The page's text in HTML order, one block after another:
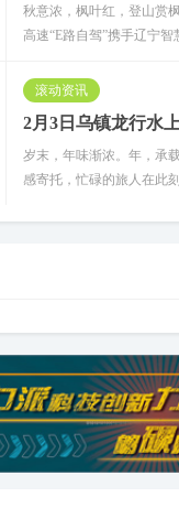
秋意浓，枫叶红，登山赏
高速“E路自驾”携手辽宁智
滚动资讯
岁末，年味渐浓。年，承
感寄托，忙碌的旅人在此